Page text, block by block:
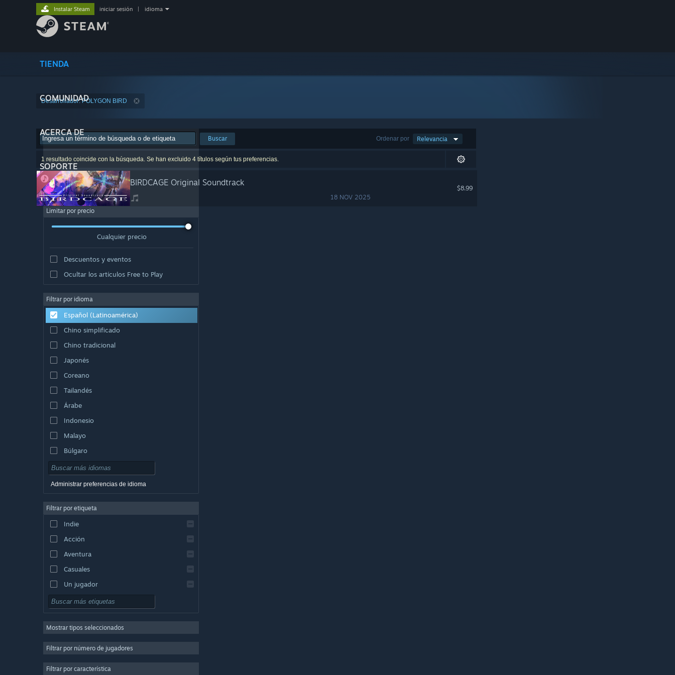
TIENDA
COMUNIDAD
ACERCA DE
SOPORTE
Instalar Steam iniciar sesión idioma
Desarrollador: POLYGON BIRD
Ordenar por Relevancia
Buscar
1 resultado coincide con la búsqueda. Se han excluido 4 títulos según tus preferencias.
BIRDCAGE Original Soundtrack
18 NOV 2025
$8.99
Limitar por precio
Cualquier precio
Descuentos y eventos
Ocultar los artículos Free to Play
Filtrar por idioma
Español (Latinoamérica)
Chino simplificado
Chino tradicional
Japonés
Coreano
Tailandés
Árabe
Indonesio
Malayo
Búlgaro
Checo
Danés
Inglés
Español (España)
Griego
Administrar preferencias de idioma
Filtrar por etiqueta
Indie
Acción
Aventura
Casuales
Un jugador
Simuladores
Estrategia
Mostrar tipos seleccionados
Filtrar por número de jugadores
Filtrar por característica